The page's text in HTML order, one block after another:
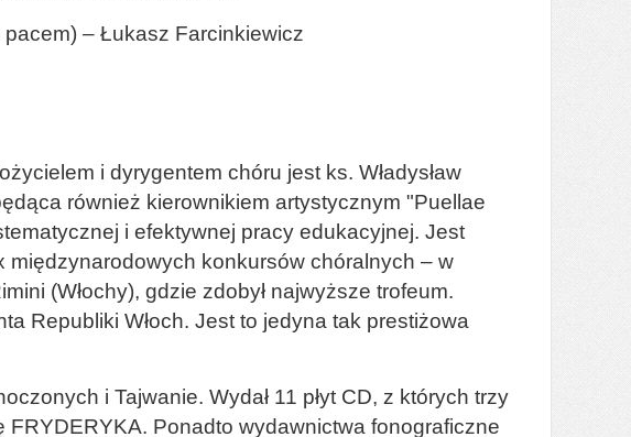
– Łukasz Farcinkiewicz
i dyrygentem chóru jest ks. Władysław
również kierownikiem artystycznym "Puellae
i efektywnej pracy edukacyjnej. Jest
międzynarodowych konkursów chóralnych – w
(Włochy), gdzie zdobył najwyższe trofeum.
Republiki Włoch. Jest to jedyna tak prestiżowa
i Tajwanie. Wydał 11 płyt CD, z których trzy
FRYDERYKA. Ponadto wydawnictwa fonograficzne